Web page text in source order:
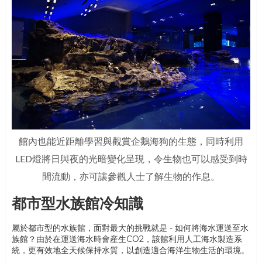
館內也能近距離學習與觀賞企鵝海狗的生態，同時利用
LED燈將日與夜的光暗變化呈現，令生物也可以感受到時
間流動，亦可讓參觀人士了解生物的作息。
都市型水族館冷知識
屬於都市型的水族館，面對最大的挑戰就是 - 如何將海水運送至水
族館？由於在運送海水時會産生CO2，該館利用人工海水製造系
統，更有效地全天候保持水質，以創造適合海洋生物生活的環境。